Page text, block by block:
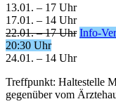
13.01. – 17 Uhr
17.01. – 14 Uhr
22.01. – 17 Uhr Info-
20:30 Uhr
24.01. – 14 Uhr
Treffpunkt: Haltestelle
gegenüber vom